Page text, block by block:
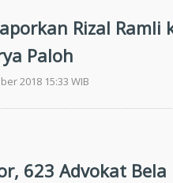
Rizal Ramli
Paloh
2018 15:33 WIB
623 Advokat Bela